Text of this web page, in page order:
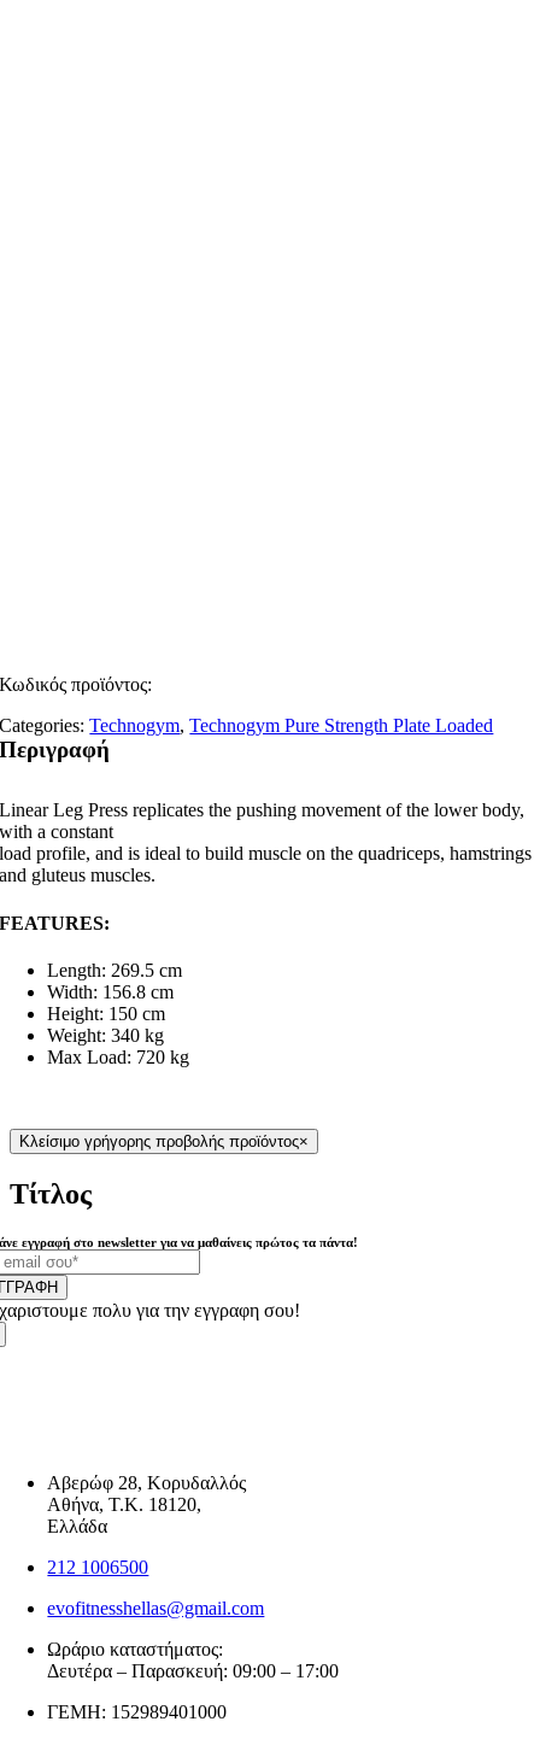
Κωδικός προϊόντος:
Categories:Technogym,Technogym Pure Strength Plate Loaded
Περιγραφή
Linear Leg Press replicates the pushing movement of the lower body,
with a constant
load profile, and is ideal to build muscle on the quadriceps, hamstrings
and gluteus muscles.
FEATURES:
Length: 269.5 cm
Width: 156.8 cm
Height: 150 cm
Weight:340 kg
Max Load: 720 kg
Κλείσιμο γρήγορης προβολής προϊόντος×
Τίτλος
εγγραφή στο newsletter για να μαθαίνεις πρώτος τα πάντα!
πολυ για την εγγραφη σου!
Αβερώφ 28, Κορυδαλλός
Αθήνα, Τ.Κ. 18120,
Ελλάδα
212 1006500
evofitnesshellas@gmail.com
Ωράριο καταστήματος:
Δευτέρα – Παρασκευή: 09:00 – 17:00
ΓΕΜΗ: 152989401000